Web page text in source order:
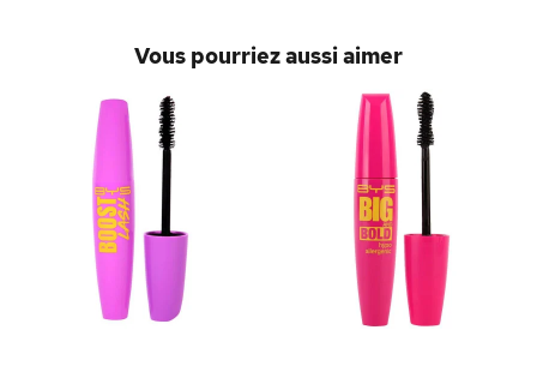
Vous pourriez aussi aimer